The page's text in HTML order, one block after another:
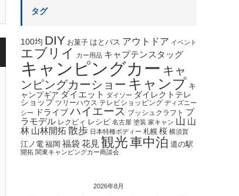
タグ
100均 DIY お菓子 はとバス アウトドア イベント
エブリイ カー用品 キャプテンスタッグ
キャンピングカー キャ
ンピングカーショー キャンプ キ
ャンプギア ダイエット ダイソー ダイレクトテレ
ショップ ツリーハウス テレビショッピング ディズニー
シー
ドライブハイエース ブッシュクラフト プ
ラモデル レクビィ レシピ 名古屋 塗装 家キャン 山 山
林 山林開拓 散歩 日本特種ボディー 札幌 桜 横須賀
江ノ電 福岡 福袋 花見 観光車中泊 道の駅
開拓 関東キャンピングカー商談会
2026年8月